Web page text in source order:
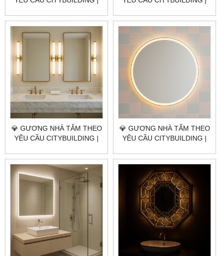
GIÁ GƯƠNG NHÀ TẮM
GIÁ GƯƠNG NHÀ TẮM
💎 GƯƠNG NHÀ TẮM THEO
YÊU CẦU CITYBUILDING |
GIÁ GƯƠNG NHÀ TẮM
QUẬN 1 TP.HCM
💎 GƯƠNG NHÀ TẮM THEO
YÊU CẦU CITYBUILDING |
GIÁ GƯƠNG NHÀ TẮM ĐẶC
KHU CÔN ĐẢO TP.HCM